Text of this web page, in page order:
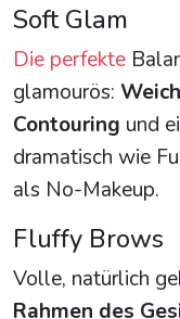
Soft Glam
Die perfekte
glamourös:
Contouring und
dramatisch wie
als No-Makeup.
Fluffy Brows
Volle, natürlich
Rahmen des